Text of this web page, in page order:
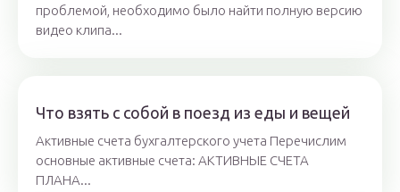
проблемой, необходимо было найти полную версию
видео клипа...
Что взять с собой в поезд из еды и вещей
Активные счета бухгалтерского учета Перечислим
основные активные счета: АКТИВНЫЕ СЧЕТА
ПЛАНА...